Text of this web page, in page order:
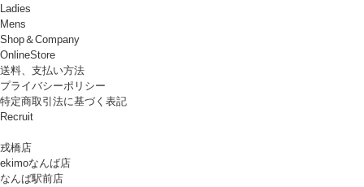
Ladies
Mens
Shop＆Company
OnlineStore
送料、支払い方法
プライバシーポリシー
特定商取引法に基づく表記
Recruit
戎橋店
ekimoなんば店
なんば駅前店